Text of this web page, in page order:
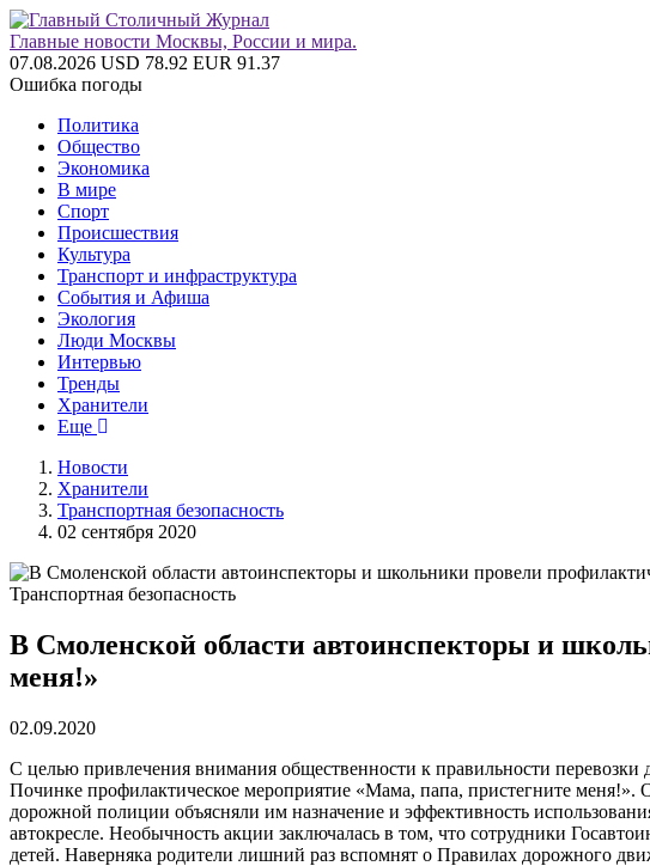
Главные новости Москвы, России и мира.
07.08.2026 USD 78.92 EUR 91.37
Ошибка погоды
Политика
Общество
Экономика
В мире
Спорт
Происшествия
Культура
Транспорт и инфраструктура
События и Афиша
Экология
Люди Москвы
Интервью
Тренды
Хранители
Еще
Новости
Хранители
Транспортная безопасность
02 сентября 2020
Транспортная безопасность
В Смоленской области автоинспекторы и
меня!»
02.09.2020
С целью привлечения внимания общественности к правильности
Починке профилактическое мероприятие «Мама, папа, пристегните меня!».
дорожной полиции объясняли им назначение и эффективность
автокресле. Необычность акции заключалась в том, что сотрудники
детей. Наверняка родители лишний раз вспомнят о Правилах дорожного